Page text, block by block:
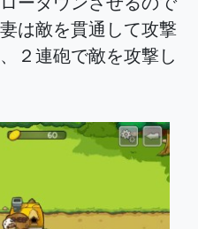
は敵を貫通して攻撃
２連砲で敵を攻撃し